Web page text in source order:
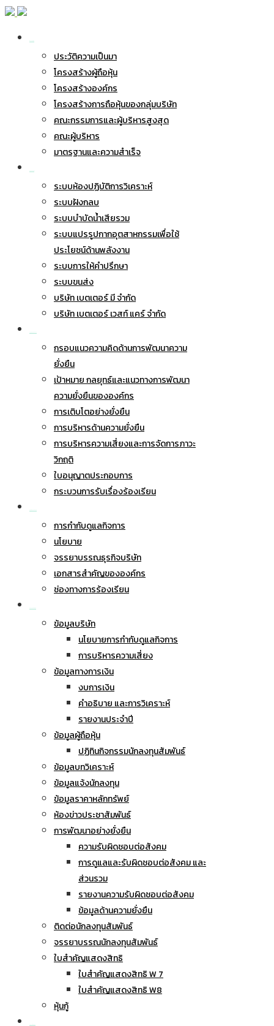
ประวัติความเป็นมา
โครงสร้างผู้ถือหุ้น
โครงสร้างองค์กร
โครงสร้างการถือหุ้นของกลุ่มบริษัท
คณะกรรมการและผู้บริหารสูงสุด
คณะผู้บริหาร
มาตรฐานและความสำเร็จ
ระบบห้องปฏิบัติการวิเคราะห์
ระบบฝังกลบ
ระบบบำบัดน้ำเสียรวม
ระบบแปรรูปกากอุตสาหกรรมเพื่อใช้
ประโยชน์ด้านพลังงาน
ระบบการให้คำปรึกษา
ระบบขนส่ง
บริษัท เบตเตอร์ มี จำกัด
บริษัท เบตเตอร์ เวสท์ แคร์ จำกัด
กรอบแนวความคิดด้านการพัฒนาความ
ยั่งยืน
เป้าหมาย กลยุทธ์และแนวทางการพัฒนา
ความยั่งยืนขององค์กร
การเติบโตอย่างยั่งยืน
การบริหารด้านความยั่งยืน
การบริหารความเสี่ยงและการจัดการภาวะ
วิกฤติ
ใบอนุญาตประกอบการ
กระบวนการรับเรื่องร้องเรียน
การกำกับดูแลกิจการ
นโยบาย
จรรยาบรรณธุรกิจบริษัท
เอกสารสำคัญขององค์กร
ช่องทางการร้องเรียน
ข้อมูลบริษัท
นโยบายการกำกับดูแลกิจการ
การบริหารความเสี่ยง
ข้อมูลทางการเงิน
งบการเงิน
คำอธิบาย และการวิเคราะห์
รายงานประจำปี
ข้อมูลผู้ถือหุ้น
ปฏิทินกิจกรรมนักลงทุนสัมพันธ์
ข้อมูลบทวิเคราะห์
ข้อมูลแจ้งนักลงทุน
ข้อมูลราคาหลักทรัพย์
ห้องข่าวประชาสัมพันธ์
การพัฒนาอย่างยั่งยืน
ความรับผิดชอบต่อสังคม
การดูแลและรับผิดชอบต่อสังคม และ
ส่วนรวม
รายงานความรับผิดชอบต่อสังคม
ข้อมูลด้านความยั่งยืน
ติดต่อนักลงทุนสัมพันธ์
จรรยาบรรณนักลงทุนสัมพันธ์
ใบสำคัญแสดงสิทธิ
ใบสำคัญแสดงสิทธิ W 7
ใบสำคัญแสดงสิทธิ W8
หุ้นกู้